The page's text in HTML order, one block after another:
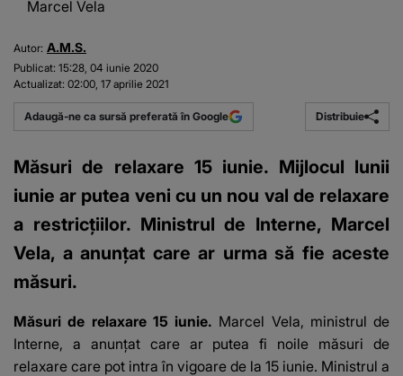
Marcel Vela
Autor: A.M.S.
Publicat: 15:28, 04 iunie 2020
Actualizat: 02:00, 17 aprilie 2021
Adaugă-ne ca sursă preferată în Google Distribuie
Măsuri de relaxare 15 iunie. Mijlocul lunii
iunie ar putea veni cu un nou val de relaxare
a restricțiilor. Ministrul de Interne, Marcel
Vela, a anunţat care ar urma să fie aceste
măsuri.
Măsuri de relaxare 15 iunie. Marcel Vela, ministrul de
Interne, a anunţat care ar putea fi noile măsuri de
relaxare care pot intra în vigoare de la 15 iunie. Ministrul a